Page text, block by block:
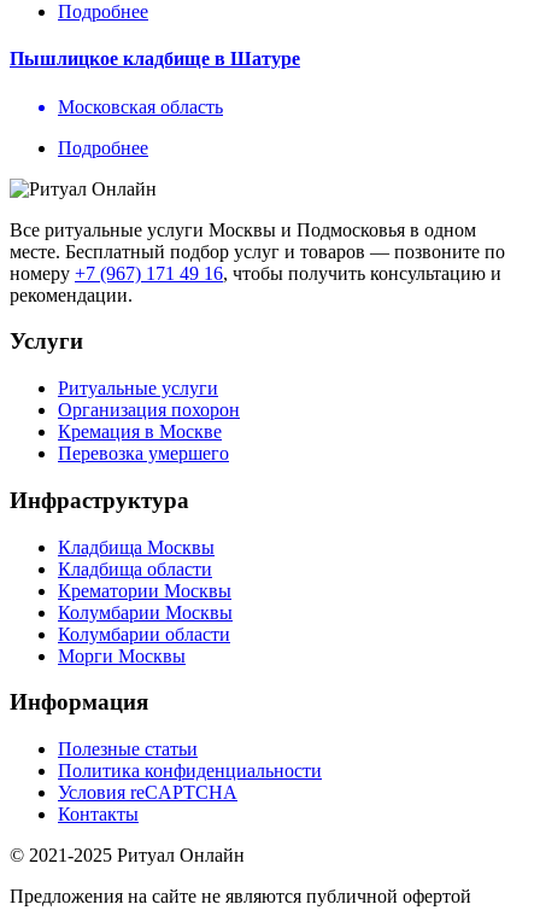
Подробнее
Пышлицкое кладбище в Шатуре
Московская область
Подробнее
Все ритуальные услуги Москвы и Подмосковья в одном
месте. Бесплатный подбор услуг и товаров — позвоните по
номеру +7 (967) 171 49 16, чтобы получить консультацию и
рекомендации.
Услуги
Ритуальные услуги
Организация похорон
Кремация в Москве
Перевозка умершего
Инфраструктура
Кладбища Москвы
Кладбища области
Крематории Москвы
Колумбарии Москвы
Колумбарии области
Морги Москвы
Информация
Полезные статьи
Политика конфиденциальности
Условия reCAPTCHA
Контакты
© 2021-2025 Ритуал Онлайн
Предложения на сайте не являются публичной офертой